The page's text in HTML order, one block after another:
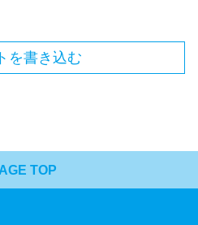
を書き込む
TOP